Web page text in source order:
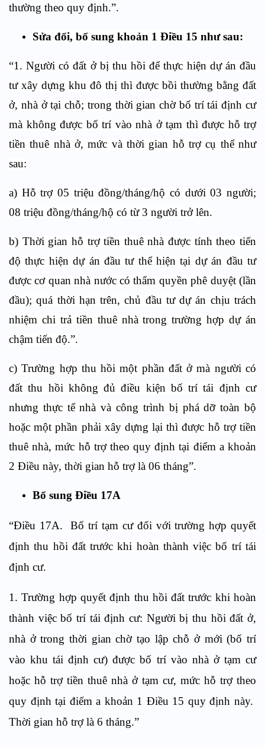
thường theo quy định.”.
Sửa đổi, bổ sung khoản 1 Điều 15 như sau:
“1. Người có đất ở bị thu hồi để thực hiện dự án đầu
tư xây dựng khu đô thị thì được bồi thường bằng đất
ở, nhà ở tại chỗ; trong thời gian chờ bố trí tái định cư
mà không được bố trí vào nhà ở tạm thì được hỗ trợ
tiền thuê nhà ở, mức và thời gian hỗ trợ cụ thể như
sau:
a) Hỗ trợ 05 triệu đồng/tháng/hộ có dưới 03 người;
08 triệu đồng/tháng/hộ có từ 3 người trở lên.
b) Thời gian hỗ trợ tiền thuê nhà được tính theo tiến
độ thực hiện dự án đầu tư thể hiện tại dự án đầu tư
được cơ quan nhà nước có thẩm quyền phê duyệt (lần
đầu); quá thời hạn trên, chủ đầu tư dự án chịu trách
nhiệm chi trả tiền thuê nhà trong trường hợp dự án
chậm tiến độ.”.
c) Trường hợp thu hồi một phần đất ở mà người có
đất thu hồi không đủ điều kiện bố trí tái định cư
nhưng thực tế nhà và công trình bị phá dỡ toàn bộ
hoặc một phần phải xây dựng lại thì được hỗ trợ tiền
thuê nhà, mức hỗ trợ theo quy định tại điểm a khoản
2 Điều này, thời gian hỗ trợ là 06 tháng”.
Bổ sung Điều 17A
“Điều 17A.Bố trí tạm cư đối với trường hợp quyết
định thu hồi đất trước khi hoàn thành việc bố trí tái
định cư.
1. Trường hợp quyết định thu hồi đất trước khi hoàn
thành việc bố trí tái định cư: Người bị thu hồi đất ở,
nhà ở trong thời gian chờ tạo lập chỗ ở mới (bố trí
vào khu tái định cư) được bố trí vào nhà ở tạm cư
hoặc hỗ trợ tiền thuê nhà ở tạm cư, mức hỗ trợ theo
quy định tại điểm a khoản 1 Điều 15 quy định này.
Thời gian hỗ trợ là 6 tháng.”